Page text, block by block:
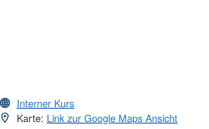
Interner Kurs
Karte: Link zur Google Maps Ansicht